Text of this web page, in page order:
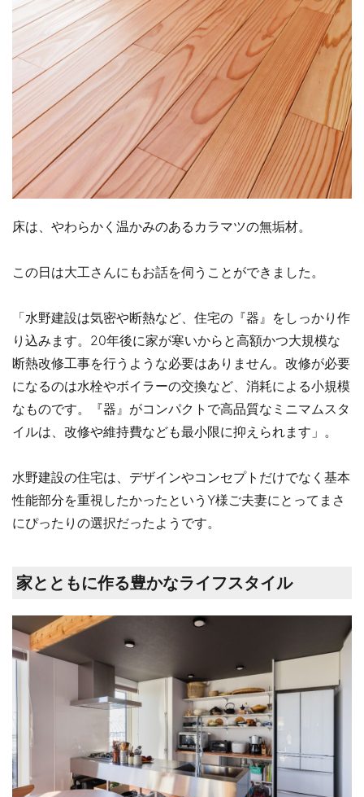
床は、やわらかく温かみのあるカラマツの無垢材。
この日は大工さんにもお話を伺うことができました。
「水野建設は気密や断熱など、住宅の『器』をしっかり作
り込みます。20年後に家が寒いからと高額かつ大規模な
断熱改修工事を行うような必要はありません。改修が必要
になるのは水栓やボイラーの交換など、消耗による小規模
なものです。『器』がコンパクトで高品質なミニマムスタ
イルは、改修や維持費なども最小限に抑えられます」。
水野建設の住宅は、デザインやコンセプトだけでなく基本
性能部分を重視したかったというY様ご夫妻にとってまさ
にぴったりの選択だったようです。
家とともに作る豊かなライフスタイル